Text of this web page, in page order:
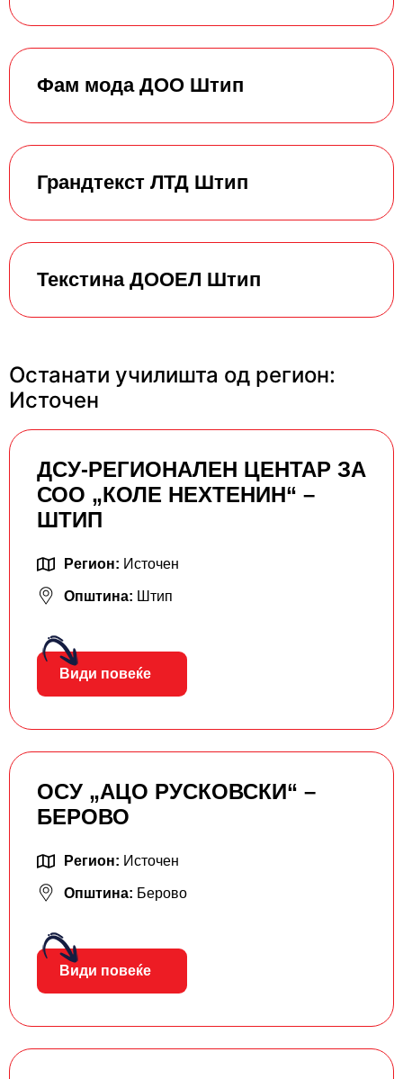
Фам мода ДОО Штип
Грандтекст ЛТД Штип
Текстина ДООЕЛ Штип
Останати училишта од регион:
Источен
ДСУ-РЕГИОНАЛЕН ЦЕНТАР ЗА
СОО „КОЛЕ НЕХТЕНИН“ –
ШТИП
Регион: Источен
Општина: Штип
Види повеќе
ОСУ „АЦО РУСКОВСКИ“ –
БЕРОВО
Регион: Источен
Општина: Берово
Види повеќе